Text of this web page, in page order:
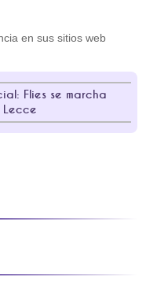
en sus sitios web
Flies se marcha
Lecce